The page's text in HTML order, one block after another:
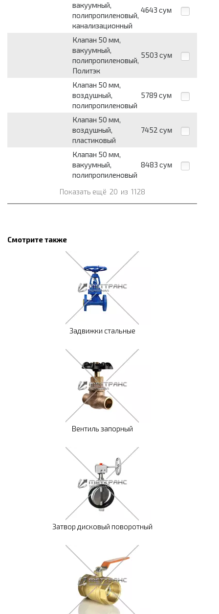
вакуумный,
полипропиленовый,
канализационный
4643 сум
Клапан 50 мм,
вакуумный,
полипропиленовый,
Политэк
5503 сум
Клапан 50 мм,
воздушный,
полипропиленовый
5789 сум
Клапан 50 мм,
воздушный,
пластиковый
7452 сум
Клапан 50 мм,
вакуумный,
полипропиленовый
8483 сум
Показать ещё 20 из 1128
Смотрите также
Задвижки стальные
Вентиль запорный
Затвор дисковый поворотный